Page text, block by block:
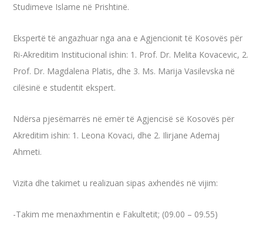
Studimeve Islame në Prishtinë.
Ekspertë të angazhuar nga ana e Agjencionit të Kosovës për
Ri-Akreditim Institucional ishin: 1. Prof. Dr. Melita Kovacevic, 2.
Prof. Dr. Magdalena Platis, dhe 3. Ms. Marija Vasilevska në
cilësinë e studentit ekspert.
Ndërsa pjesëmarrës në emër të Agjencisë së Kosovës për
Akreditim ishin: 1. Leona Kovaci, dhe 2. Ilirjane Ademaj
Ahmeti.
Vizita dhe takimet u realizuan sipas axhendës në vijim:
-Takim me menaxhmentin e Fakultetit; (09.00 – 09.55)